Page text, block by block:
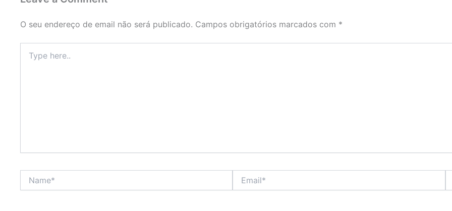
O seu endereço de email não será publicado. Campos obrigatórios marcados com *
here..